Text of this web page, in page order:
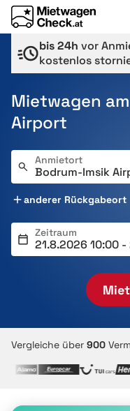
bis 24h vor
kostenlos
Mietwagen
Airport
Anmietort
anderer Rückgabeort
Zeitraum
Vergleiche über 900